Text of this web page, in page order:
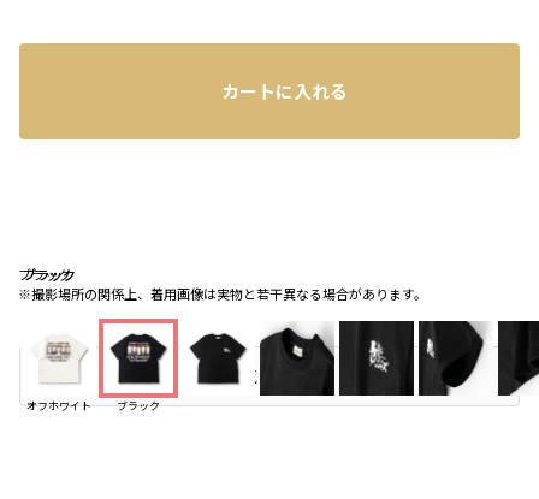
ブラック
※撮影場所の関係上、着用画像は実物と若干異なる場合があります。
ブラック
ブラック
オフホワイト ブラック
カートに入れる
お気に入り追加